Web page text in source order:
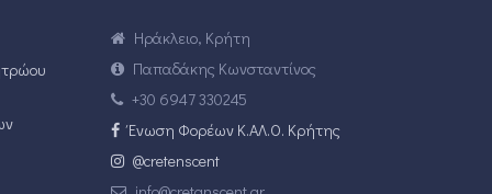
Ηράκλειο, Κρήτη
Παπαδάκης Κωνσταντίνος
+30 6947 330245
Ένωση Φορέων Κ.ΑΛ.Ο. Κρήτης
@cretenscent